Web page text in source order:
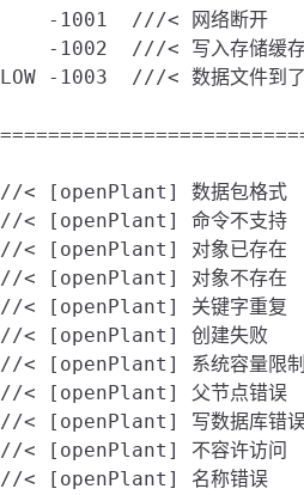
[openPlant] 数据包格式
[openPlant] 命令不支持
[openPlant] 对象已存在
[openPlant] 对象不存在
[openPlant] 关键字重复
< [openPlant] 创建失败
[openPlant] 系统容量限制
[openPlant] 父节点错误
[openPlant] 写数据库错
[openPlant] 不容许访问
< [openPlant] 名称错误